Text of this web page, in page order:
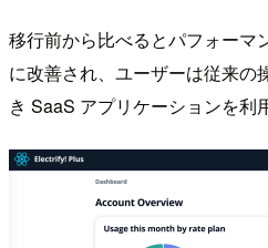
移行前から比べるとパフォーマ
に改善され、ユーザーは従来の
き SaaS アプリケーションを利